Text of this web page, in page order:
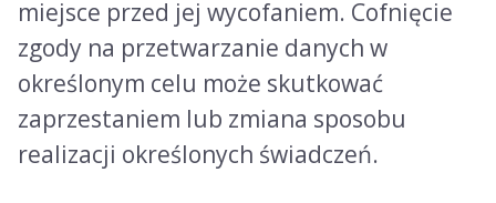
miejsce przed jej wycofaniem. Cofnięcie
zgody na przetwarzanie danych w
określonym celu może skutkować
zaprzestaniem lub zmiana sposobu
realizacji określonych świadczeń.